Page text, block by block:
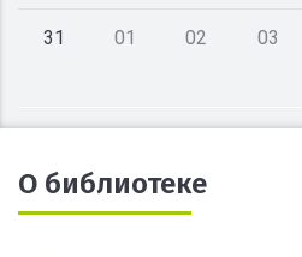
31 01 02 03
О библиотеке